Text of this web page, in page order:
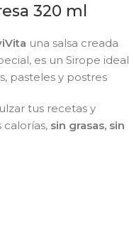
320 ml
una salsa creada
es un Sirope ideal
pasteles y postres
tus recetas y
calorías, sin grasas, sin